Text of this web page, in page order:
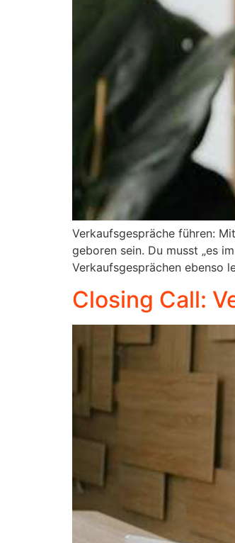
Verkaufsgespräche führen:
geboren sein. Du musst „es
Verkaufsgesprächen ebenso
Closing Call: